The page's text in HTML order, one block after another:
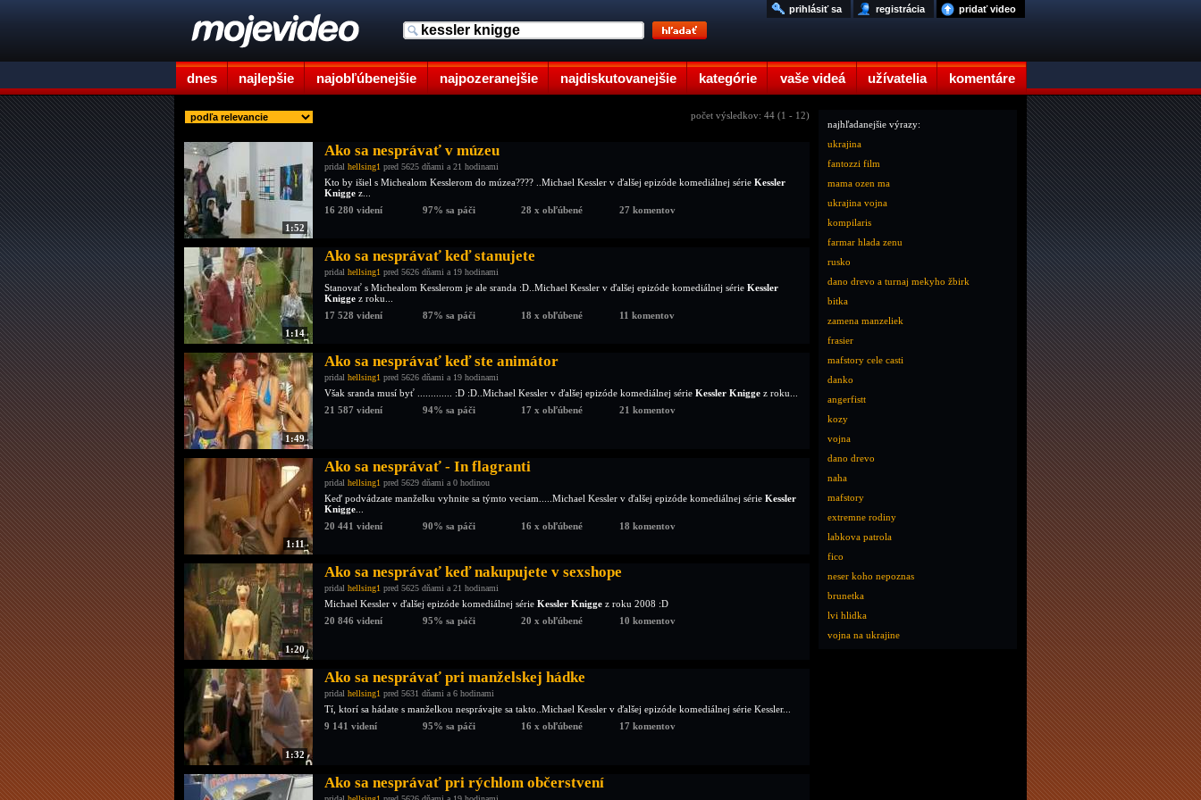
dnes najlepšie najobľúbenejšie najpozeranejšie najdiskutovanejšie kategórie vaše videá užívatelia komentáre
pridať video
registrácia
prihlásiť sa
počet výsledkov: 44 (1 - 12)
1:52
Ako sa nesprávať v múzeu
pridal hellsing1 pred 5625 dňami a 21 hodinami
Kto by išiel s Michealom Kesslerom do múzea???? ..Michael Kessler v ďalšej epizóde komediálnej série Kessler
Knigge z...
16 280 videní
97% sa páči 28 x obľúbené 27 komentov
1:14
Ako sa nesprávať keď stanujete
pridal hellsing1 pred 5626 dňami a 19 hodinami
Stanovať s Michealom Kesslerom je ale sranda :D..Michael Kessler v ďalšej epizóde komediálnej série Kessler
Knigge z roku...
17 528 videní
87% sa páči 18 x obľúbené 11 komentov
1:49
Ako sa nesprávať keď ste animátor
pridal hellsing1 pred 5626 dňami a 19 hodinami
Však sranda musí byť ............. :D :D..Michael Kessler v ďalšej epizóde komediálnej série Kessler Knigge z roku...
21 587 videní
94% sa páči 17 x obľúbené 21 komentov
1:11
Ako sa nesprávať - In flagranti
pridal hellsing1 pred 5629 dňami a 0 hodinou
Keď podvádzate manželku vyhnite sa týmto veciam.....Michael Kessler v ďalšej epizóde komediálnej série Kessler
Knigge
20 441 videní
90% sa páči 16 x obľúbené 18 komentov
1:20
Ako sa nesprávať keď nakupujete v sexshope
pridal hellsing1 pred 5625 dňami a 21 hodinami
Michael Kessler v ďalšej epizóde komediálnej série Kessler Knigge z roku 2008 :D
20 846 videní
95% sa páči 20 x obľúbené 10 komentov
1:32
Ako sa nesprávať pri manželskej hádke
pridal hellsing1 pred 5631 dňami a 6 hodinami
Tí, ktorí sa hádate s manželkou nesprávajte sa takto..Michael Kessler v ďalšej epizóde komediálnej série Kessler...
9 141 videní
95% sa páči 16 x obľúbené 17 komentov
Ako sa nesprávať pri rýchlom občerstvení
najhľadanejšie výrazy:
ukrajina
fantozzi film
mama ozen ma
ukrajina vojna
kompilaris
farmar hlada zenu
rusko
dano drevo a turnaj mekyho žbirk
bitka
zamena manzeliek
frasier
mafstory cele casti
danko
angerfistt
kozy
vojna
dano drevo
naha
mafstory
extremne rodiny
labkova patrola
fico
neser koho nepoznas
brunetka
lvi hlidka
vojna na ukrajine